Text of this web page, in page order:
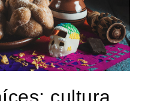
cultura,